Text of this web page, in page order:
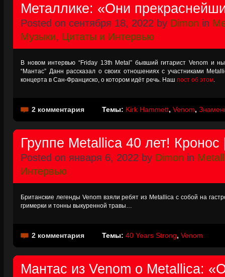
Металлике: «Они
Posted on сентября 18, 2022 by Dimon in
Музыки, Цитаты и Интервью
В новом интервью “Friday 13th Metal” бывший гитарист Venom и
“Мантас” Данн рассказал о своих отношениях с участниками
концерта в Сан-Франциско, о котором идёт речь. Наш пост об этом.
2 комментария Темы: Kirk Hammett, Venom,
Группе Metallica 40 лет!
Posted on января 6, 2022 by Dimon in
Интервью
Британские легенды Venom взяли ребят из Metallica с собой на
гримерки и тонны выкуренной травы…
2 комментария Темы: 40 Years Strong, Venom
Мантас из Venom о Metallica: